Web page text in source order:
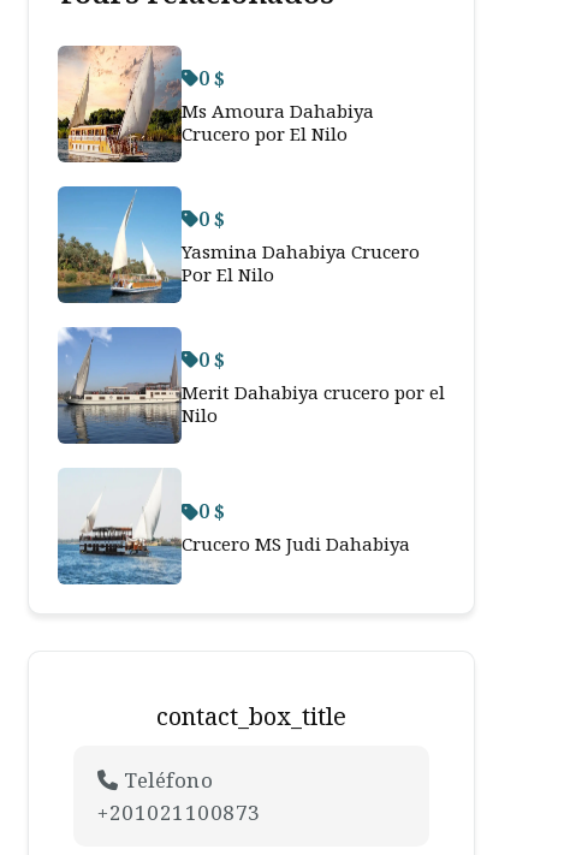
0 $
Ms Amoura Dahabiya
Crucero por El Nilo
0 $
Yasmina Dahabiya Crucero
Por El Nilo
0 $
Merit Dahabiya crucero por el
Nilo
0 $
Crucero MS Judi Dahabiya
contact_box_title
Teléfono
+201021100873